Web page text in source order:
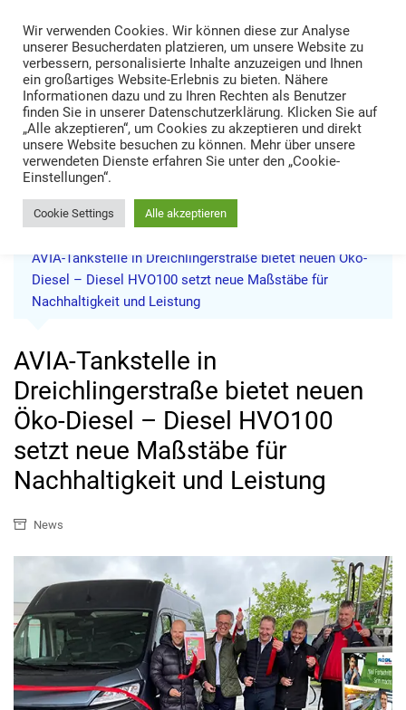
content
TRANS LOGISTIK NEWS
Technik • Kompetenz • Management
AVIA-Tankstelle in Dreichlingerstraße bietet neuen Öko-
Diesel – Diesel HVO100 setzt neue Maßstäbe für
Nachhaltigkeit und Leistung
AVIA-Tankstelle in
Dreichlingerstraße bietet neuen
Öko-Diesel – Diesel HVO100
setzt neue Maßstäbe für
Nachhaltigkeit und Leistung
News
Wir verwenden Cookies. Wir können diese zur Analyse
unserer Besucherdaten platzieren, um unsere Website zu
verbessern, personalisierte Inhalte anzuzeigen und Ihnen
ein großartiges Website-Erlebnis zu bieten. Nähere
Informationen dazu und zu Ihren Rechten als Benutzer
finden Sie in unserer Datenschutzerklärung. Klicken Sie auf
„Alle akzeptieren“, um Cookies zu akzeptieren und direkt
unsere Website besuchen zu können. Mehr über unsere
verwendeten Dienste erfahren Sie unter den „Cookie-
Einstellungen“.
Cookie Settings Alle akzeptieren